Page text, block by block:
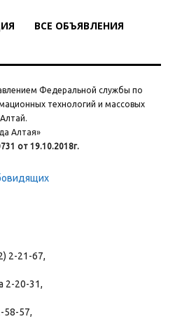
ВСЕ ОБЪЯВЛЕНИЯ
Федеральной службы по
технологий и массовых
Алтая»
от 19.10.2018г.
2-21-67,
2-20-31,
57,